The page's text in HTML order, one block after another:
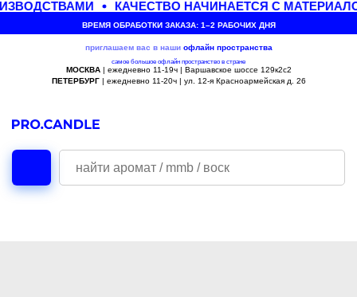
КАЧЕСТВО НАЧИНАЕТСЯ С
ВРЕМЯ ОБРАБОТКИ ЗАКАЗА: 1–2 РАБОЧИХ ДНЯ
приглашаем вас в наши офлайн пространства
самое большое офлайн пространство в стране
МОСКВА| ежедневно 11-19ч | Варшавское шоссе 129к2с2
ПЕТЕРБУРГ| ежедневно 11-20ч | ул. 12-я Красноармейская д. 26